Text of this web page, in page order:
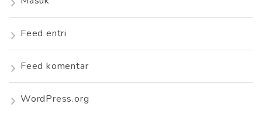
Feed entri
Feed komentar
WordPress.org